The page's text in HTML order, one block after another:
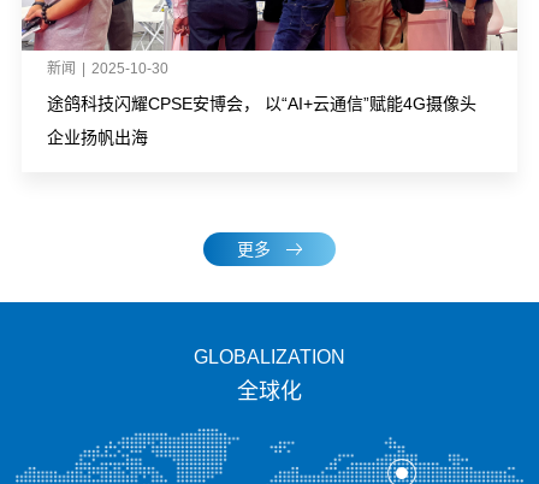
新闻 2025-10-30
途鸽科技闪耀CPSE安博会， 以“AI+云通信”赋能4G摄像头
企业扬帆出海
更多
GLOBALIZATION
全球化